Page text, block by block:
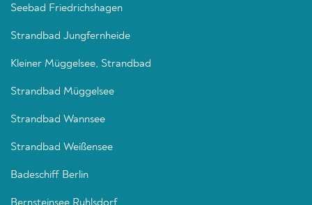
Seebad Friedrichshagen
Strandbad Jungfernheide
Kleiner Müggelsee, Strandbad
Strandbad Müggelsee
Strandbad Wannsee
Strandbad Weißensee
Badeschiff Berlin